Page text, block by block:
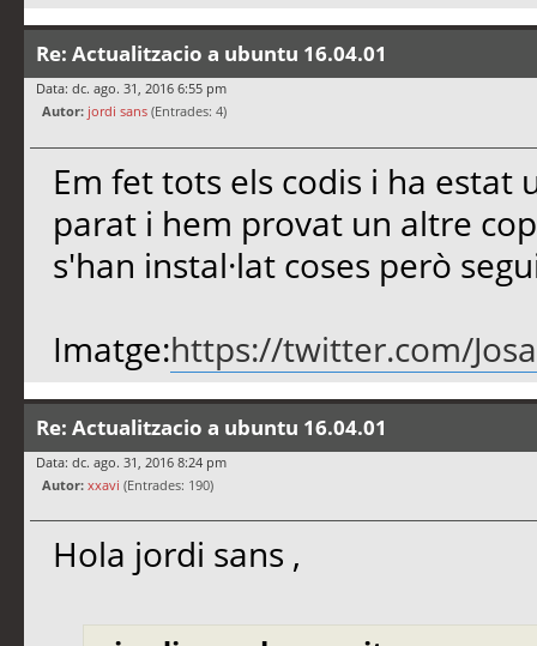
Re: Actualitzacio a ubuntu 16.04.01
Data: dc. ago. 31, 2016 6:55 pm
Autor: jordi sans (Entrades: 4)
Em fet tots els codis i ha
parat i hem provat un altre
s'han instal·lat coses però
Imatge:https://twitter.com/
Re: Actualitzacio a ubuntu 16.04.01
Data: dc. ago. 31, 2016 8:24 pm
Autor: xxavi (Entrades: 190)
Hola jordi sans ,